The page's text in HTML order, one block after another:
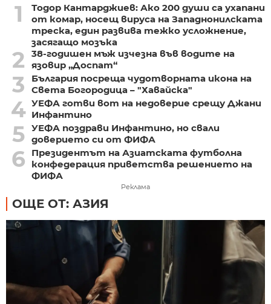
1
Тодор Кантарджиев: Ако 200 души са ухапани
от комар, носещ вируса на Западнонилската
треска, един развива тежко усложнение,
засягащо мозъка
2
38-годишен мъж изчезна във водите на
язовир „Доспат“
3
България посреща чудотворната икона на
Света Богородица – "Хавайска"
4 УЕФА готви вот на недоверие срещу Джани
Инфантино
5 УЕФА поздрави Инфантино, но свали
доверието си от ФИФА
6
Президентът на Азиатската футболна
конфедерация приветства решението на
ФИФА
Реклама
ОЩЕ ОТ: АЗИЯ